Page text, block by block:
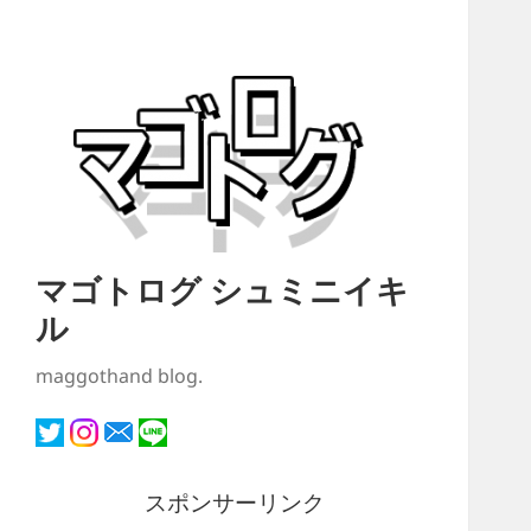
マゴトログ シュミニイキ
ル
maggothand blog.
スポンサーリンク